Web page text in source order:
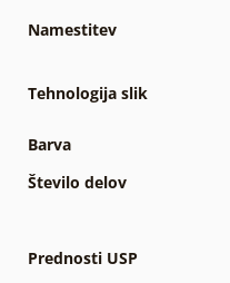
Namestitev
Tehnologija slik
Barva
Število delov
Prednosti USP